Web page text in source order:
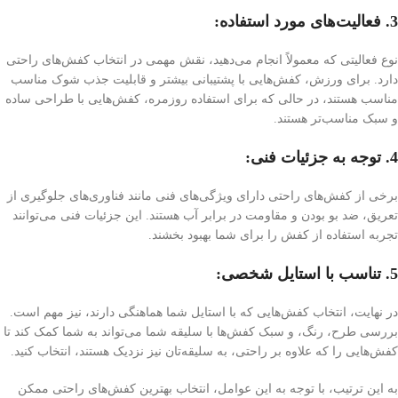
3. فعالیت‌های مورد استفاده:
نوع فعالیتی که معمولاً انجام می‌دهید، نقش مهمی در انتخاب کفش‌های راحتی
دارد. برای ورزش، کفش‌هایی با پشتیبانی بیشتر و قابلیت جذب شوک مناسب
مناسب هستند، در حالی که برای استفاده روزمره، کفش‌هایی با طراحی ساده
و سبک مناسب‌تر هستند.
4. توجه به جزئیات فنی:
برخی از کفش‌های راحتی دارای ویژگی‌های فنی مانند فناوری‌های جلوگیری از
تعریق، ضد بو بودن و مقاومت در برابر آب هستند. این جزئیات فنی می‌توانند
تجربه استفاده از کفش را برای شما بهبود بخشند.
5. تناسب با استایل شخصی:
در نهایت، انتخاب کفش‌هایی که با استایل شما هماهنگی دارند، نیز مهم است.
بررسی طرح، رنگ، و سبک کفش‌ها با سلیقه شما می‌تواند به شما کمک کند تا
کفش‌هایی را که علاوه بر راحتی، به سلیقه‌تان نیز نزدیک هستند، انتخاب کنید.
به این ترتیب، با توجه به این عوامل، انتخاب بهترین کفش‌های راحتی ممکن